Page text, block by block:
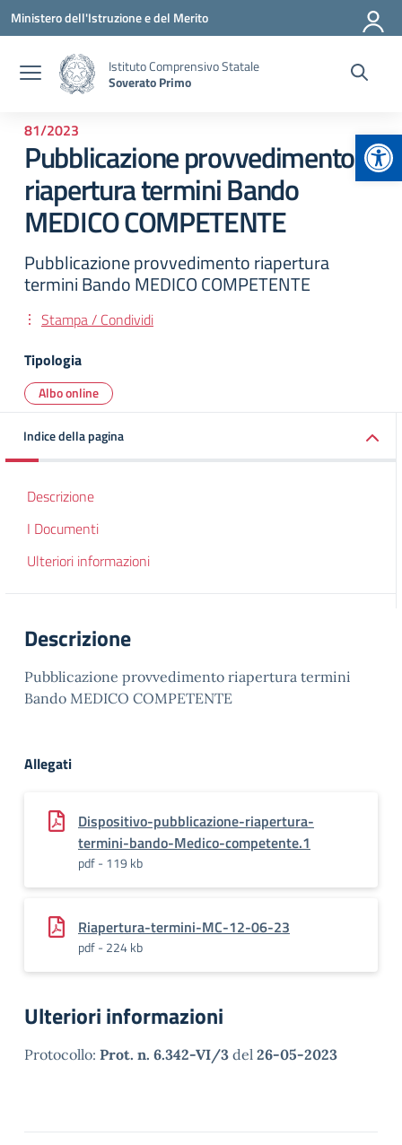
Vai ai contenuti
Vai al menu di navigazione
Vai al footer
Ministero dell'Istruzione e del Merito
Istituto Comprensivo Statale
Soverato Primo
81/2023
Pubblicazione provvedimento
riapertura termini Bando
MEDICO COMPETENTE
Pubblicazione provvedimento riapertura
termini Bando MEDICO COMPETENTE
Stampa / Condividi
Tipologia
Albo online
Indice della pagina
Descrizione
I Documenti
Ulteriori informazioni
Descrizione
Pubblicazione provvedimento riapertura termini
Bando MEDICO COMPETENTE
Allegati
Dispositivo-pubblicazione-riapertura-
termini-bando-Medico-competente.1
pdf - 119 kb
Riapertura-termini-MC-12-06-23
pdf - 224 kb
Ulteriori informazioni
Protocollo: Prot. n. 6.342-VI/3 del 26-05-2023